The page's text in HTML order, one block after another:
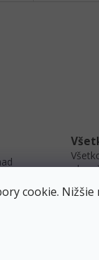
cookie. Nižšie